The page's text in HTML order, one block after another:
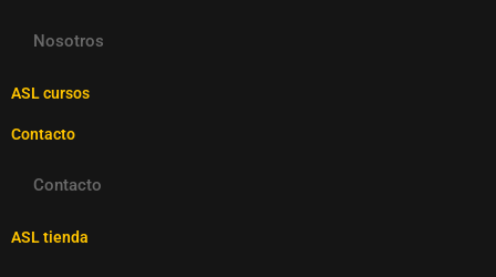
Nosotros
ASL cursos
Contacto
Contacto
ASL tienda